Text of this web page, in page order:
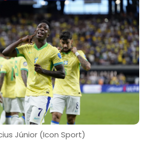
Júnior (Icon Sport)